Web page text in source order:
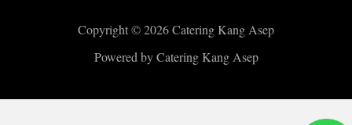
Copyright © 2026 Catering Kang Asep
Powered by Catering Kang Asep